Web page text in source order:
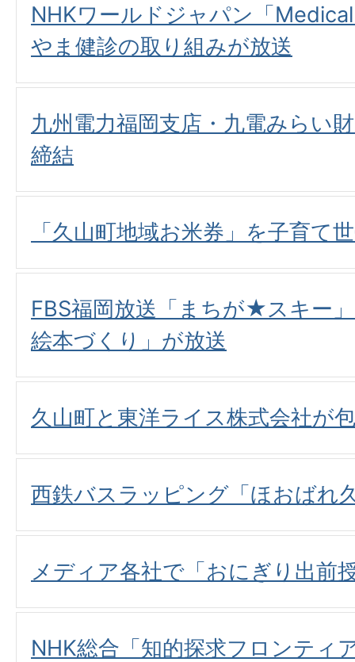
NHKワールドジャパン「
やま健診の取り組みが放送
九州電力福岡支店・九電みらい
締結
「久山町地域お米券」を子育て
FBS福岡放送「まちが★スキー
絵本づくり」が放送
久山町と東洋ライス株式会社が
西鉄バスラッピング「ほおばれ
メディア各社で「おにぎり出前
NHK総合「知的探求フロンティ